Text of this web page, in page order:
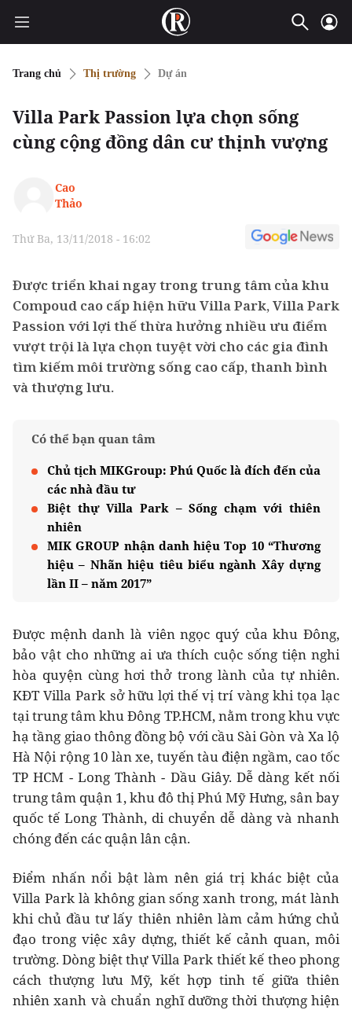
Trang chủ Thị trường Dự án
Villa Park Passion lựa chọn sống
cùng cộng đồng dân cư thịnh vượng
Cao
Thảo
Thứ Ba, 13/11/2018 - 16:02
Được triển khai ngay trong trung tâm của khu
Compoud cao cấp hiện hữu Villa Park, Villa Park
Passion với lợi thế thừa hưởng nhiều ưu điểm
vượt trội là lựa chọn tuyệt vời cho các gia đình
tìm kiếm môi trường sống cao cấp, thanh bình
và thượng lưu.
Có thể bạn quan tâm
Chủ tịch MIKGroup: Phú Quốc là đích đến của
các nhà đầu tư
Biệt thự Villa Park – Sống chạm với thiên
nhiên
MIK GROUP nhận danh hiệu Top 10 “Thương
hiệu – Nhãn hiệu tiêu biểu ngành Xây dựng
lần II – năm 2017”
Được mệnh danh là viên ngọc quý của khu Đông,
bảo vật cho những ai ưa thích cuộc sống tiện nghi
hòa quyện cùng hơi thở trong lành của tự nhiên.
KĐT Villa Park sở hữu lợi thế vị trí vàng khi tọa lạc
tại trung tâm khu Đông TP.HCM, nằm trong khu vực
hạ tầng giao thông đồng bộ với cầu Sài Gòn và Xa lộ
Hà Nội rộng 10 làn xe, tuyến tàu điện ngầm, cao tốc
TP HCM - Long Thành - Dầu Giây. Dễ dàng kết nối
trung tâm quận 1, khu đô thị Phú Mỹ Hưng, sân bay
quốc tế Long Thành, di chuyển dễ dàng và nhanh
chóng đến các quận lân cận.
Điểm nhấn nổi bật làm nên giá trị khác biệt của
Villa Park là không gian sống xanh trong, mát lành
khi chủ đầu tư lấy thiên nhiên làm cảm hứng chủ
đạo trong việc xây dựng, thiết kế cảnh quan, môi
trường. Dòng biệt thự Villa Park thiết kế theo phong
cách thượng lưu Mỹ, kết hợp tinh tế giữa thiên
nhiên xanh và chuẩn nghĩ dưỡng thời thượng hiện